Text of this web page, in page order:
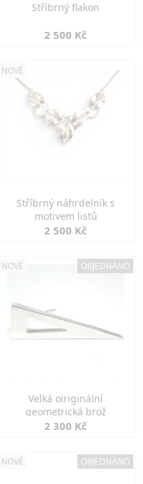
Stříbrný flakon
2 500 Kč
NOVÉ
Stříbrný náhrdelník s
motivem listů
2 500 Kč
NOVÉ OBJEDNÁNO
Velká oiriginální
geometrická brož
2 300 Kč
NOVÉ OBJEDNÁNO